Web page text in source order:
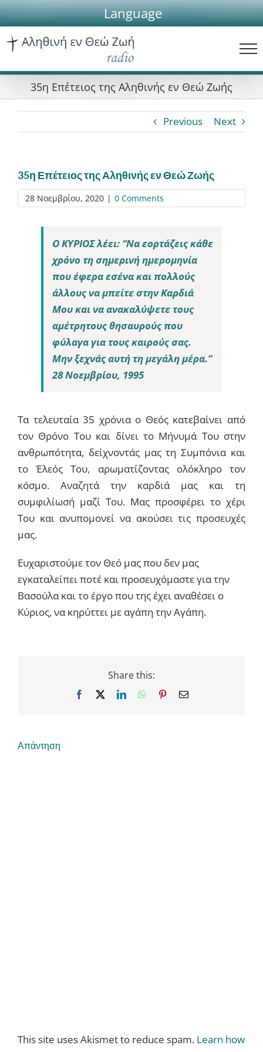
Skip
to
content
Language
35η Επέτειος της Αληθινής εν Θεώ Ζωής
Previous Next
35η Επέτειος της Αληθινής εν Θεώ Ζωής
28 Νοεμβρίου, 2020 | 0 Comments
Ο ΚΥΡΙΟΣ λέει: “Να εορτάζεις κάθε
χρόνο τη σημερινή ημερομηνία
που έφερα εσένα και πολλούς
άλλους να μπείτε στην Καρδιά
Μου και να ανακαλύψετε τους
αμέτρητους θησαυρούς που
φύλαγα για τους καιρούς σας.
Μην ξεχνάς αυτή τη μεγάλη μέρα.”
28 Νοεμβρίου, 1995
Τα τελευταία 35 χρόνια ο Θεός κατεβαίνει από
τον Θρόνο Του και δίνει το Μήνυμά Του στην
ανθρωπότητα, δείχνοντάς μας τη Συμπόνια και
το Έλεός Του, αρωματίζοντας ολόκληρο τον
κόσμο. Αναζητά την καρδιά μας και τη
συμφιλίωσή μαζί Του. Μας προσφέρει το χέρι
Του και ανυπομονεί να ακούσει τις προσευχές
μας.
Ευχαριστούμε τον Θεό μας που δεν μας
εγκαταλείπει ποτέ και προσευχόμαστε για την
Βασούλα και το έργο που της έχει αναθέσει ο
Κύριος, να κηρύττει με αγάπη την Αγάπη.
Share this:
Facebook LinkedInWhatsApp
PinterestEmail
Απάντηση
This site uses Akismet to reduce spam. Learn how